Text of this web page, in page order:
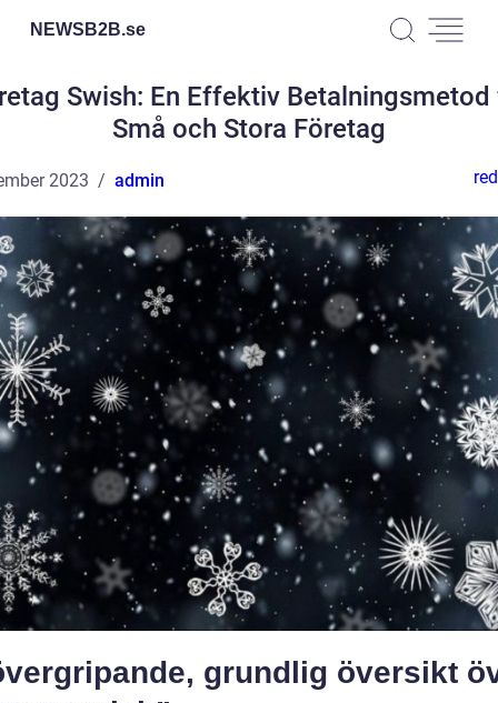
NEWSB2B.se
Swish: En Effektiv Betalningsmetod
Små och Stora Företag
2023 admin
grundlig översikt